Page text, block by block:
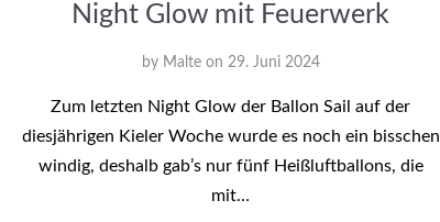
Night Glow mit Feuerwerk
by Malte on 29. Juni 2024
Zum letzten Night Glow der Ballon Sail auf der
diesjährigen Kieler Woche wurde es noch ein bisschen
windig, deshalb gab’s nur fünf Heißluftballons, die
mit…